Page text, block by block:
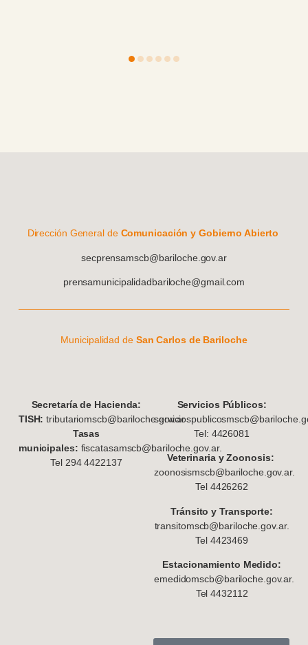
Dirección General de Comunicación y Gobierno Abierto
secprensamscb@bariloche.gov.ar
prensamunicipalidadbariloche@gmail.com
Municipalidad deSan Carlos de Bariloche
Secretaría de Hacienda:
TISH: tributariomscb@bariloche.gov.ar
Tasas
municipales: fiscatasamscb@bariloche.gov.ar.
Tel 294 4422137
Servicios Públicos:
Tel: 4426081
Veterinaria y Zoonosis:
zoonosismscb@bariloche.gov.ar.
Tel 4426262
Tránsito y Transporte:
transitomscb@bariloche.gov.ar.
Tel 4423469
Estacionamiento Medido:
emedidomscb@bariloche.gov.ar.
Tel 4432112